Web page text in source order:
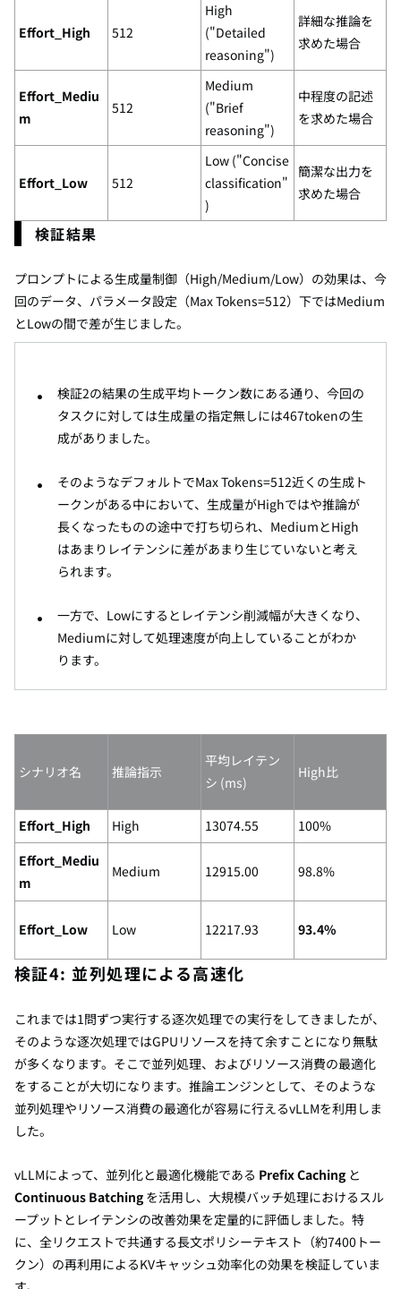
Effort_High 512
High
("Detailed
reasoning")
詳細な推論を
求めた場合
Effort_Mediu
m
512
Medium
("Brief
reasoning")
中程度の記述
を求めた場合
Effort_Low 512
Low ("Concise
classification"
)
簡潔な出力を
求めた場合
検証結果
プロンプトによる生成量制御（High/Medium/Low）の効果は、今
回のデータ、パラメータ設定（Max Tokens=512）下ではMedium
とLowの間で差が生じました。
検証2の結果の生成平均トークン数にある通り、今回の
タスクに対しては生成量の指定無しには467tokenの生
成がありました。
そのようなデフォルトでMax Tokens=512近くの生成ト
ークンがある中において、生成量がHighではや推論が
長くなったものの途中で打ち切られ、MediumとHigh
はあまりレイテンシに差があまり生じていないと考え
られます。
一方で、Lowにするとレイテンシ削減幅が大きくなり、
Mediumに対して処理速度が向上していることがわか
ります。
シナリオ名 推論指示
平均レイテン
シ (ms)
High比
Effort_High High 13074.55
100%
Effort_Mediu
m
Medium 12915.00 98.8%
Effort_Low Low 12217.93 93.4%
検証4: 並列処理による高速化
これまでは1問ずつ実行する逐次処理での実行をしてきましたが、
そのような逐次処理ではGPUリソースを持て余すことになり無駄
が多くなります。そこで並列処理、およびリソース消費の最適化
をすることが大切になります。推論エンジンとして、そのような
並列処理やリソース消費の最適化が容易に行えるvLLMを利用しま
した。
vLLMによって、並列化と最適化機能である Prefix Caching と
Continuous Batching を活用し、大規模バッチ処理におけるスル
ープットとレイテンシの改善効果を定量的に評価しました。特
に、全リクエストで共通する長文ポリシーテキスト（約7400トー
クン）の再利用によるKVキャッシュ効率化の効果を検証していま